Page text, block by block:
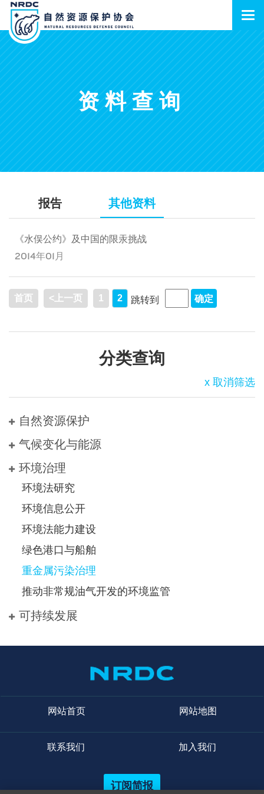
资料查询
报告 其他资料
《水俣公约》及中国的限汞挑战
2014年01月
首页 <上一页 1 2 跳转到
分类查询
x 取消筛选
自然资源保护
气候变化与能源
环境治理
环境法研究
环境信息公开
环境法能力建设
绿色港口与船舶
重金属污染治理
推动非常规油气开发的环境监管
可持续发展
网站首页 网站地图
联系我们 加入我们
订阅简报